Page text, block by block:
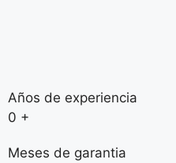
Años de experiencia
0 +
Meses de garantia